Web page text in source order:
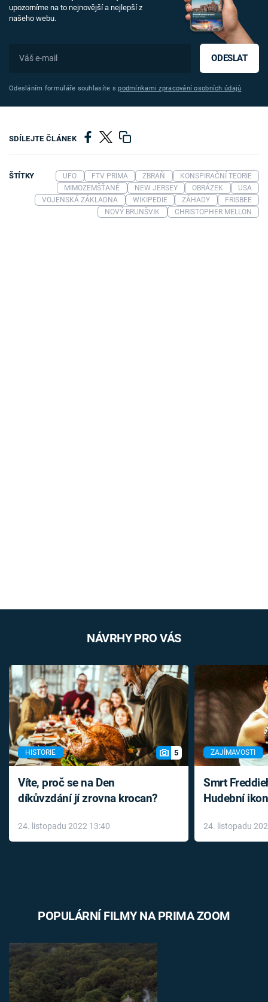
upozorníme na to nejnovější a nejlepší z
našeho webu.
ODESLAT
Odesláním formuláře souhlasíte spodmínkami zpracování osobních údajů
SDÍLEJTE ČLÁNEK
ŠTÍTKY UFO FTV PRIMA ZBRAŇ
KONSPIRAČNÍ TEORIE
MIMOZEMŠŤANÉ
NEW JERSEY OBRÁZEK
USA
VOJENSKÁ ZÁKLADNA
WIKIPEDIE ZÁHADY
FRISBEE
NOVÝ BRUNŠVIK
CHRISTOPHER MELLON
NÁVRHY PRO VÁS
HISTORIE 5
Víte, proč se na Den
díkůvzdání jí zrovna krocan?
24. listopadu 2022 13:40
ZAJÍMAVOSTI
Smrt
Hudební
léky
24. listopadu
POPULÁRNÍ FILMY NA PRIMA ZOOM